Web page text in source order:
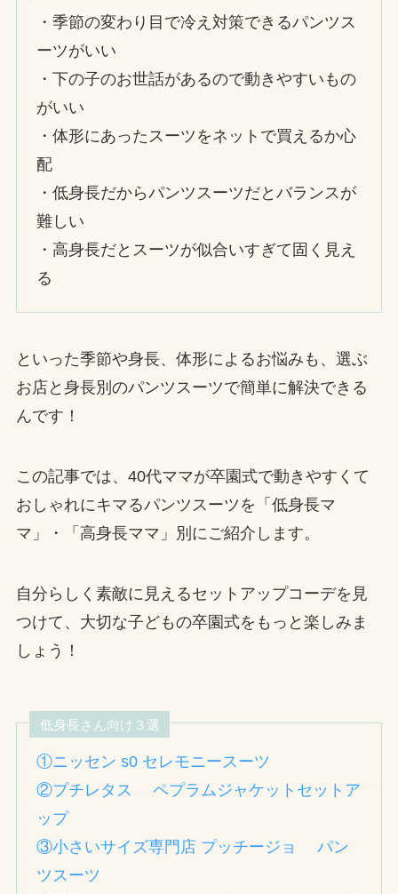
・季節の変わり目で冷え対策できるパンツス
ーツがいい
・下の子のお世話があるので動きやすいもの
がいい
・体形にあったスーツをネットで買えるか心
配
・低身長だからパンツスーツだとバランスが
難しい
・高身長だとスーツが似合いすぎて固く見え
る
といった季節や身長、体形によるお悩みも、選ぶ
お店と身長別のパンツスーツで簡単に解決できる
んです！
この記事では、40代ママが卒園式で動きやすくて
おしゃれにキマるパンツスーツを「低身長マ
マ」・「高身長ママ」別にご紹介します。
自分らしく素敵に見えるセットアップコーデを見
つけて、大切な子どもの卒園式をもっと楽しみま
しょう！
低身長さん向け３選
①ニッセン s0 セレモニースーツ
②プチレタス ペプラムジャケットセットア
ップ
③小さいサイズ専門店 プッチージョ パン
ツスーツ